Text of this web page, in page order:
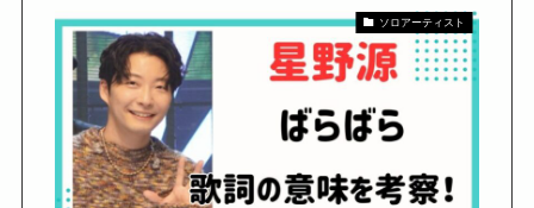
ソロアーティスト